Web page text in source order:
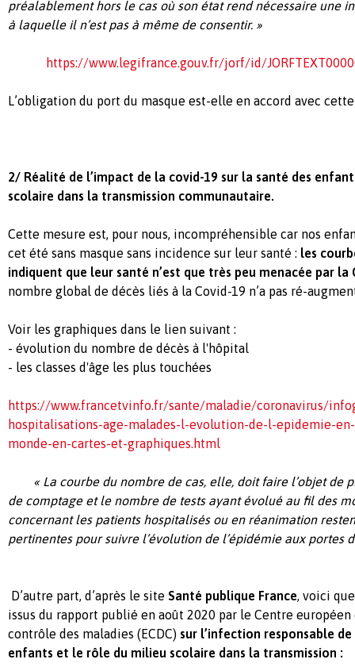
préalablement hors le cas où son état rend nécessaire une
à laquelle il n’est pas à même de consentir. »
https://www.legifrance.gouv.fr/jorf/id/
L’obligation du port du masque est-elle en accord avec
2/ Réalité de l’impact de la covid-19 sur la santé des
scolaire dans la transmission communautaire.
Cette mesure est, pour nous, incompréhensible car nos
cet été sans masque sans incidence sur leur santé : les
indiquent que leur santé n’est que très peu menacée par la
nombre global de décès liés à la Covid-19 n’a pas ré-
Voir les graphiques dans le lien suivant :
- évolution du nombre de décès à l'hôpital
- les classes d'âge les plus touchées
https://www.francetvinfo.fr/sante/maladie/coronavirus/
hospitalisations-age-malades-l-evolution-de-l-epidemie-
monde-en-cartes-et-graphiques.html
« La courbe du nombre de cas, elle, doit faire l’objet de
de comptage et le nombre de tests ayant évolué au fil des
concernant les patients hospitalisés ou en réanimation
pertinentes pour suivre l’évolution de l’épidémie aux portes
D’autre part, d’après le site Santé publique France, voici
issus du rapport publié en août 2020 par le Centre
contrôle des maladies (ECDC) sur l’infection responsable de
enfants et le rôle du milieu scolaire dans la transmission :